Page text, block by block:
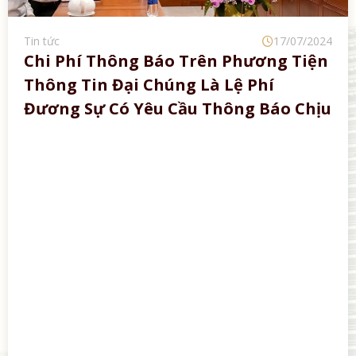
Tin tức 17/
Xác Định Nghi Phạm Đầu Độc Nhóm